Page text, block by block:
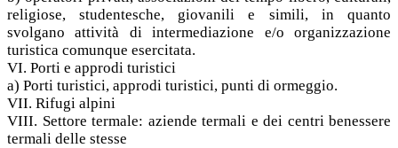
religiose, studentesche, giovanili e simili, in quanto
svolgano attività di intermediazione e/o organizzazione
turistica comunque esercitata.
VI. Porti e approdi turistici
a) Porti turistici, approdi turistici, punti di ormeggio.
VII. Rifugi alpini
VIII. Settore termale: aziende termali e dei centri benessere
termali delle stesse